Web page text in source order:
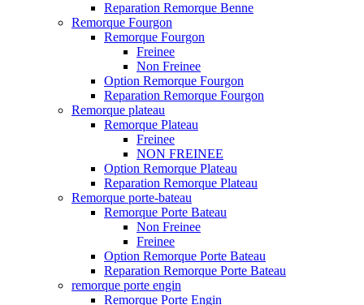
Reparation Remorque Benne
Remorque Fourgon
Remorque Fourgon
Freinee
Non Freinee
Option Remorque Fourgon
Reparation Remorque Fourgon
Remorque plateau
Remorque Plateau
Freinee
NON FREINEE
Option Remorque Plateau
Reparation Remorque Plateau
Remorque porte-bateau
Remorque Porte Bateau
Non Freinee
Freinee
Option Remorque Porte Bateau
Reparation Remorque Porte Bateau
remorque porte engin
Remorque Porte Engin